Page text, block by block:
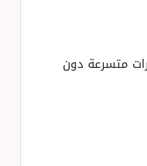
متسرعة دون